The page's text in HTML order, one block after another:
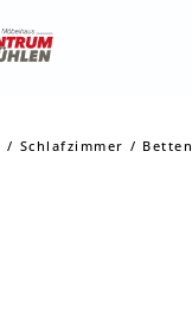
Schlafzimmer
Betten